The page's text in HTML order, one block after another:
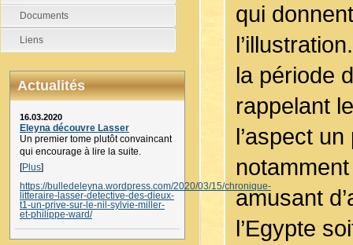
Documents
Liens
Actualités
16.03.2020
Eleyna découvre Lasser
Un premier tome plutôt convaincant
qui encourage à lire la suite.
[Plus]
https://bulledeleyna.wordpress.com/2020/03/15/chronique-
litteraire-lasser-detective-des-dieux-
t1-un-prive-sur-le-nil-sylvie-miller-
et-philippe-ward/
qui
la période
rappelant
l’aspect
amusant
l’Egypte